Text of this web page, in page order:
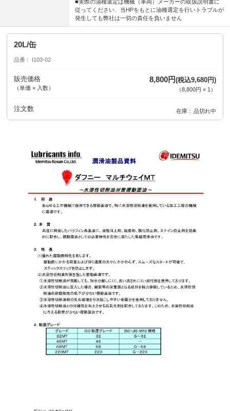
■実際の油種選定は機械（車両）メーカーの取扱説明書に
従ってください、当HPをもとに油種選定を行いトラブルが
発生しても弊社は一切の責任を負いません
20L/缶
品番 I103-02
販売価格
（単価 × 入数）
8,800円(税込9,680円)
（8,800円 × 1 ）
注文数 在庫 品切れ中